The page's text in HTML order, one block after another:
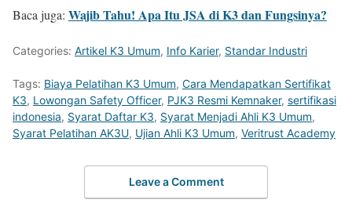
Baca juga: Wajib Tahu! Apa Itu JSA di K3 dan Fungsinya?
Categories: Artikel K3 Umum, Info Karier, Standar Industri
Tags: Biaya Pelatihan K3 Umum, Cara Mendapatkan Sertifikat
K3, Lowongan Safety Officer, PJK3 Resmi Kemnaker, sertifikasi
indonesia, Syarat Daftar K3, Syarat Menjadi Ahli K3 Umum,
Syarat Pelatihan AK3U, Ujian Ahli K3 Umum, Veritrust Academy
Leave a Comment